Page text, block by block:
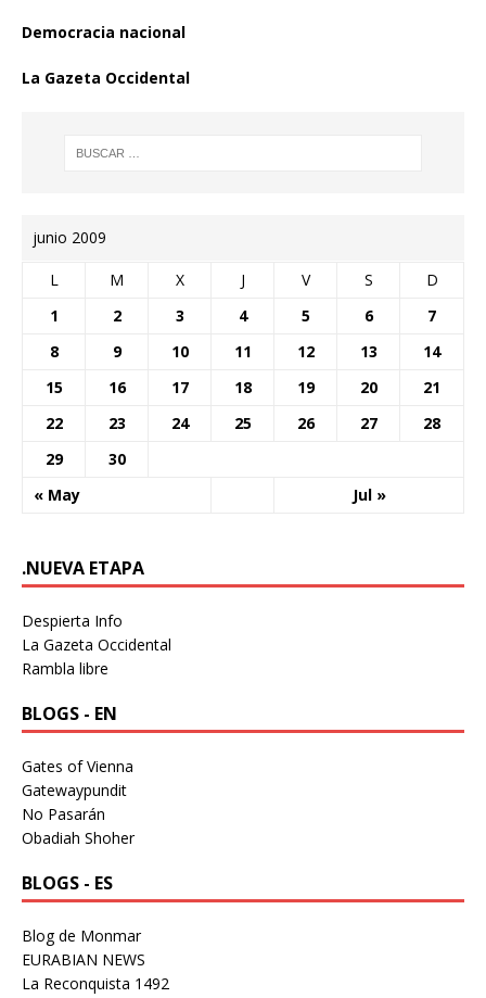
Democracia nacional
La Gazeta Occidental
junio 2009
L M X J V S D
« May Jul »
1 2 3 4 5 6
7
8
9 10 11 12 13
14
15
16 17 18 19 20
21
22
23 24 25 26 27
28
29
30
.NUEVA ETAPA
Despierta Info
La Gazeta Occidental
Rambla libre
BLOGS - EN
Gates of Vienna
Gatewaypundit
No Pasarán
Obadiah Shoher
BLOGS - ES
Blog de Monmar
EURABIAN NEWS
La Reconquista 1492